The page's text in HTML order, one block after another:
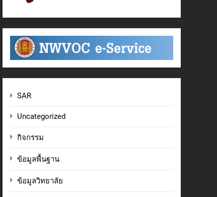
SAR
Uncategorized
กิจกรรม
ข้อมูลพื้นฐาน
ข้อมูลวิทยาลัย